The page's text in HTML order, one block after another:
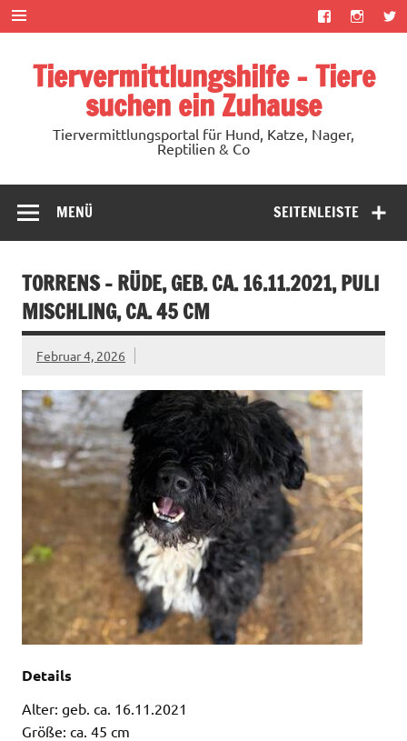
Zum
Inhalt
springen
Tiervermittlungshilfe – Tiere
suchen ein Zuhause
Tiervermittlungsportal für Hund, Katze, Nager,
Reptilien & Co
SEITENLEISTE
MENÜ
TORRENS – RÜDE, GEB. CA. 16.11.2021, PULI
MISCHLING, CA. 45 CM
Februar 4, 2026
Details
Alter: geb. ca. 16.11.2021
Größe: ca. 45 cm